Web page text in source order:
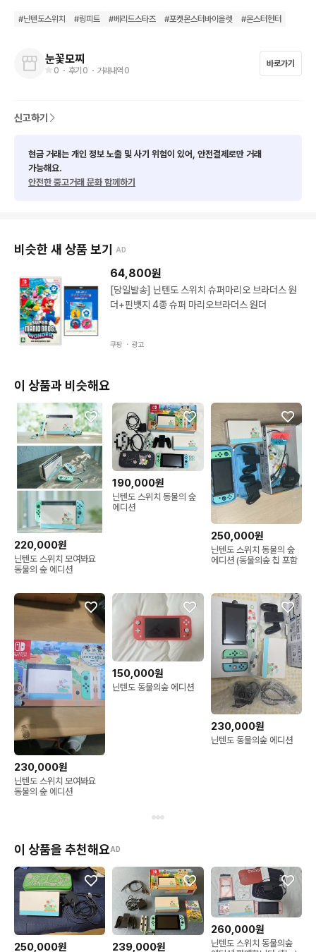
독, 충전기 등, 박스 외에 전부 있습니다.
#닌텐도스위치 #링피트 #베리드스타즈 #포켓몬스터바이올렛 #몬스터헌터
눈꽃모찌
0 ・ 후기 0 ・ 거래내역 0
바로가기
신고하기
현금 거래는 개인 정보 노출 및 사기 위험이 있어, 안전결제로만 거래
가능해요.
안전한 중고거래 문화 함께하기
비슷한 새 상품 보기 AD
64,800원
[당일발송] 닌텐도 스위치 슈퍼마리오 브라더스 원
더+핀뱃지 4종 슈퍼 마리오브라더스 원더
쿠팡 ・ 광고
이 상품과 비슷해요
220,000원
닌텐도 스위치 모여봐요
동물의 숲 에디션
190,000원
닌텐도 스위치 동물의 숲
에디션
250,000원
닌텐도 스위치 동물의 숲
에디션 (동물의숲 칩 포함
230,000원
닌텐도 스위치 모여봐요
동물의 숲 에디션
150,000원
닌텐도 동물의숲 에디션
230,000원
닌텐도 동물의숲 에디션
이 상품을 추천해요AD
250,000원 239,000원
260,000원
닌텐도 스위치 동물의숲